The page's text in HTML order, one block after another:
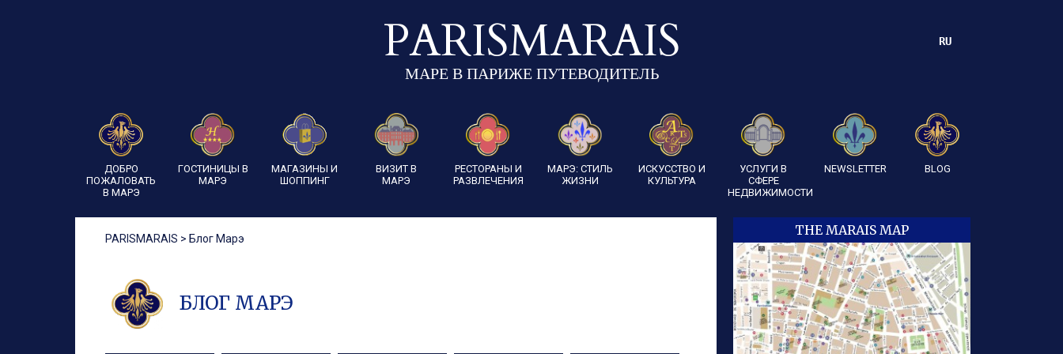
PARISMARAIS
МАРЕ В ПАРИЖЕ ПУТЕВОДИТЕЛЬ
RU
ДОБРО
ПОЖАЛОВАТЬ
В МАРЭ
ГОСТИНИЦЫ В
МАРЭ
МАГАЗИНЫ И
ШОППИНГ
ВИЗИТ В
МАРЭ
РЕСТОРАНЫ И
РАЗВЛЕЧЕНИЯ
МАРЭ: СТИЛЬ
ЖИЗНИ
ИСКУССТВО И
КУЛЬТУРА
УСЛУГИ В
СФЕРЕ
НЕДВИЖИМОСТИ
NEWSLETTER BLOG
PARISMARAIS > Блог Марэ
БЛОГ МАРЭ
THE MARAIS MAP